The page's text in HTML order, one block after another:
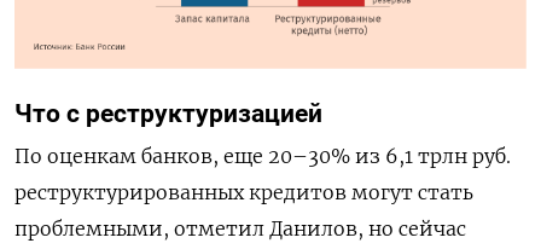
Что с реструктуризацией
По оценкам банков, еще 20–30% из 6,1 трлн руб.
реструктурированных кредитов могут стать
проблемными, отметил Данилов, но сейчас